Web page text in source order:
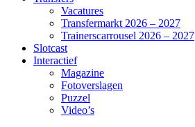
Vacatures
Transfermarkt 2026 – 2027
Trainerscarrousel 2026 – 2027
Slotcast
Interactief
Magazine
Fotoverslagen
Puzzel
Video’s